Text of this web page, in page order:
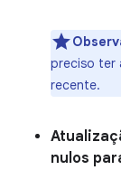
preciso ter
recente.
nulos